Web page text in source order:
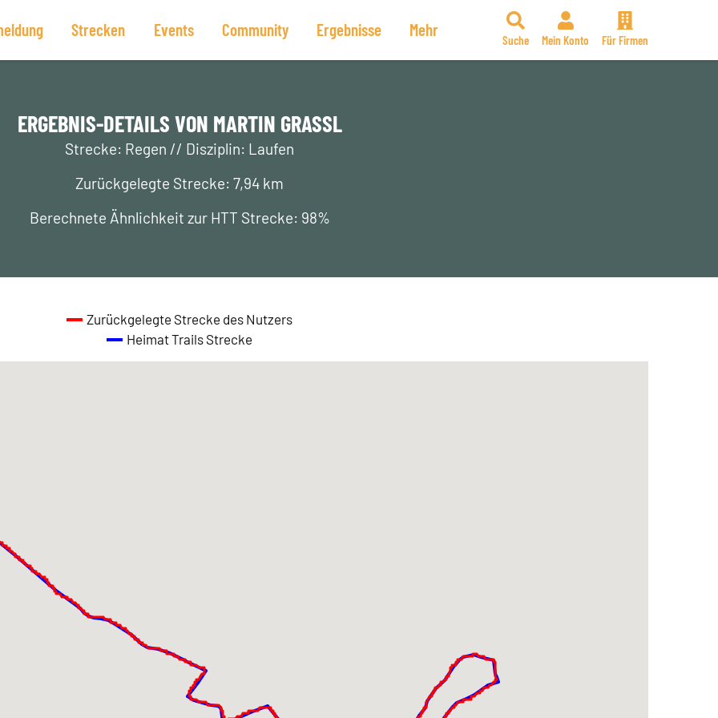
Strecken Events Community Ergebnisse Mehr
Suche Mein Konto Für Firmen
ERGEBNIS-DETAILS VON MARTIN GRASSL
Strecke: Regen // Disziplin: Laufen
Zurückgelegte Strecke: 7,94 km
Berechnete Ähnlichkeit zur HTT Strecke: 98%
Zurückgelegte Strecke des Nutzers
Heimat Trails Strecke